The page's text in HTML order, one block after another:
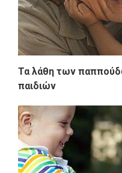
Τα λάθη των
παιδιών